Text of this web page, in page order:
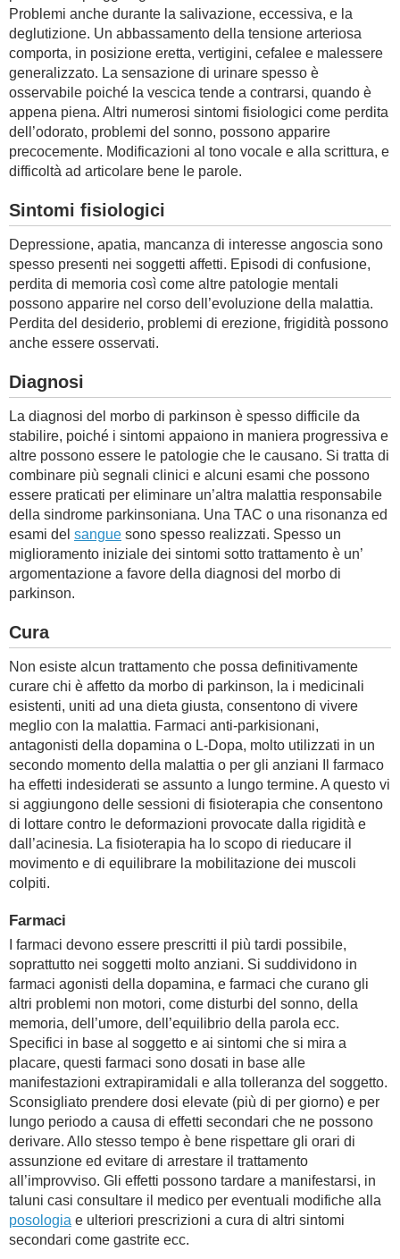
Problemi anche durante la salivazione, eccessiva, e la
deglutizione. Un abbassamento della tensione arteriosa
comporta, in posizione eretta, vertigini, cefalee e malessere
generalizzato. La sensazione di urinare spesso è
osservabile poiché la vescica tende a contrarsi, quando è
appena piena. Altri numerosi sintomi fisiologici come perdita
dell’odorato, problemi del sonno, possono apparire
precocemente. Modificazioni al tono vocale e alla scrittura, e
difficoltà ad articolare bene le parole.
Sintomi fisiologici
Depressione, apatia, mancanza di interesse angoscia sono
spesso presenti nei soggetti affetti. Episodi di confusione,
perdita di memoria così come altre patologie mentali
possono apparire nel corso dell’evoluzione della malattia.
Perdita del desiderio, problemi di erezione, frigidità possono
anche essere osservati.
Diagnosi
La diagnosi del morbo di parkinson è spesso difficile da
stabilire, poiché i sintomi appaiono in maniera progressiva e
altre possono essere le patologie che le causano. Si tratta di
combinare più segnali clinici e alcuni esami che possono
essere praticati per eliminare un’altra malattia responsabile
della sindrome parkinsoniana. Una TAC o una risonanza ed
esami del sangue sono spesso realizzati. Spesso un
miglioramento iniziale dei sintomi sotto trattamento è un’
argomentazione a favore della diagnosi del morbo di
parkinson.
Cura
Non esiste alcun trattamento che possa definitivamente
curare chi è affetto da morbo di parkinson, la i medicinali
esistenti, uniti ad una dieta giusta, consentono di vivere
meglio con la malattia. Farmaci anti-parkisionani,
antagonisti della dopamina o L-Dopa, molto utilizzati in un
secondo momento della malattia o per gli anziani Il farmaco
ha effetti indesiderati se assunto a lungo termine. A questo vi
si aggiungono delle sessioni di fisioterapia che consentono
di lottare contro le deformazioni provocate dalla rigidità e
dall’acinesia. La fisioterapia ha lo scopo di rieducare il
movimento e di equilibrare la mobilitazione dei muscoli
colpiti.
Farmaci
I farmaci devono essere prescritti il più tardi possibile,
soprattutto nei soggetti molto anziani. Si suddividono in
farmaci agonisti della dopamina, e farmaci che curano gli
altri problemi non motori, come disturbi del sonno, della
memoria, dell’umore, dell’equilibrio della parola ecc.
Specifici in base al soggetto e ai sintomi che si mira a
placare, questi farmaci sono dosati in base alle
manifestazioni extrapiramidali e alla tolleranza del soggetto.
Sconsigliato prendere dosi elevate (più di per giorno) e per
lungo periodo a causa di effetti secondari che ne possono
derivare. Allo stesso tempo è bene rispettare gli orari di
assunzione ed evitare di arrestare il trattamento
all’improvviso. Gli effetti possono tardare a manifestarsi, in
taluni casi consultare il medico per eventuali modifiche alla
posologia e ulteriori prescrizioni a cura di altri sintomi
secondari come gastrite ecc.